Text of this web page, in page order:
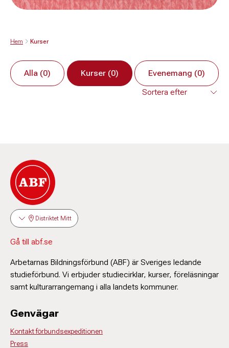
Hem Kurser
Alla (0) Kurser (0) Evenemang (0)
Distriktet Mitt
Gå till abf.se
Arbetarnas Bildningsförbund (ABF) är Sveriges ledande
studieförbund. Vi erbjuder studiecirklar, kurser, föreläsningar
samt kulturarrangemang i alla landets kommuner.
Genvägar
Kontakt förbundsexpeditionen
Press